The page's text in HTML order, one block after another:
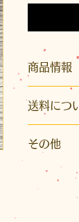
商品情報
サイズ：
素材 ：綿
ン
※長くご
を上にし
送料につ
こちらの
※発送は
イズ）ま
かとなり
り先が沖
その他
nyaigsの